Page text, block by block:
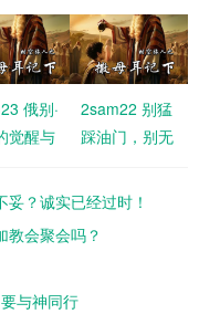
俄别·
觉醒与
2sam22 别猛
踩油门，别无
神同行
？诚实已经过时！
教会聚会吗？
与神同行